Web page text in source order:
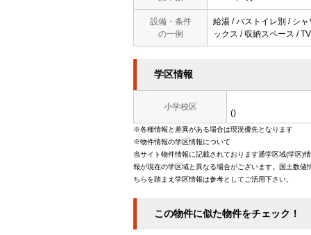
設備・条件
の一例
給湯 / バストイレ別 / シ
ックス / 収納スペース /
学区情報
小学校区
()
※各種情報と差異がある場合は現況優先となります
※物件情報の学区情報について
当サイト物件情報に記載されております通学区域(学区)
報が現在の学区域と異なる場合がございます。国土数
ちらを踏まえ学区情報は参考としてご活用下さい。
この物件に似た物件をチェック！